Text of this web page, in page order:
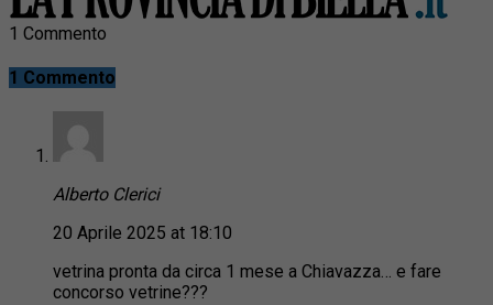
1 Commento
1 Commento
Alberto Clerici
20 Aprile 2025 at 18:10
vetrina pronta da circa 1 mese a Chiavazza… e fare
concorso vetrine???